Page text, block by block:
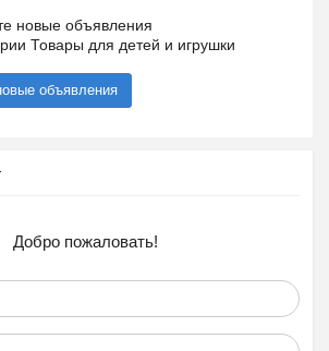
новые объявления
Товары для детей и игрушки
объявления
Добро пожаловать!